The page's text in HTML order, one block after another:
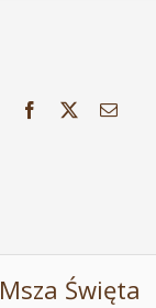
Facebook Email
Msza Święta